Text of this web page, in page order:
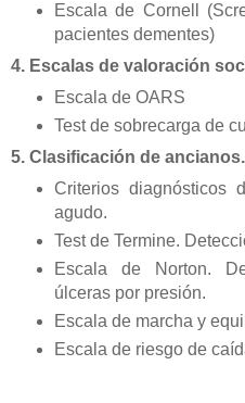
Escala de Cornell
pacientes dementes)
4. Escalas de valoración
Escala de OARS
Test de sobrecarga de
5. Clasificación de
Criterios diagnósticos
agudo.
Test de Termine.
Escala de Norton.
úlceras por presión.
Escala de marcha y
Escala de riesgo de